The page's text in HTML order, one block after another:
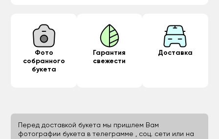
Фото
собранного
букета
Гарантия
свежести
Доставка
Перед доставкой букета мы пришлем Вам
фотографии букета в телеграмме , соц. сети или на